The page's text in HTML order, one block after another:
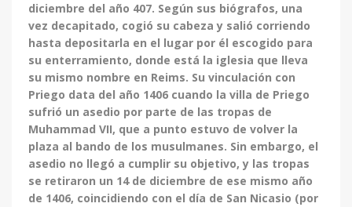
diciembre del año 407. Según sus biógrafos, una
vez decapitado, cogió su cabeza y salió corriendo
hasta depositarla en el lugar por él escogido para
su enterramiento, donde está la iglesia que lleva
su mismo nombre en Reims. Su vinculación con
Priego data del año 1406 cuando la villa de Priego
sufrió un asedio por parte de las tropas de
Muhammad VII, que a punto estuvo de volver la
plaza al bando de los musulmanes. Sin embargo, el
asedio no llegó a cumplir su objetivo, y las tropas
se retiraron un 14 de diciembre de ese mismo año
de 1406, coincidiendo con el día de San Nicasio (por